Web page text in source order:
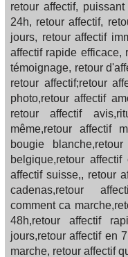
retour affectif,
24h, retour affectif,
jours, retour affectif
affectif rapide efficace,
témoignage, retour
retour affectif;retour
photo,retour affectif
retour affectif
même,retour affectif
bougie
belgique,retour affectif
affectif suisse,, retour
cadenas,retour
comment ca
48h,retour affectif
jours,retour affectif en
marche, retour affectif